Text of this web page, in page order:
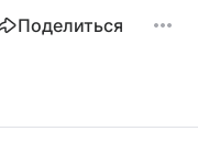
Поделиться